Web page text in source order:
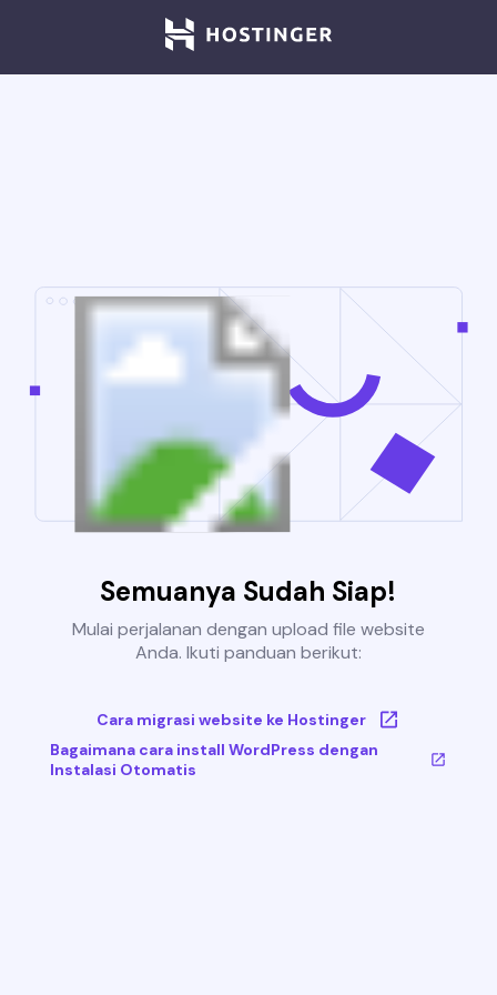
Semuanya Sudah Siap!
Mulai perjalanan dengan upload file website
Anda. Ikuti panduan berikut:
Cara migrasi website ke Hostinger
Bagaimana cara install WordPress dengan
Instalasi Otomatis